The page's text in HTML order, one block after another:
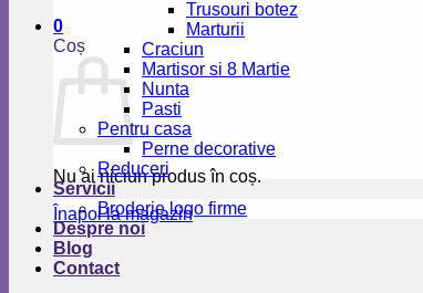
0
Coș
Nu ai niciun produs în coș.
Înapoi la magazin
Trusouri botez
Marturii
Craciun
Martisor si 8 Martie
Nunta
Pasti
Pentru casa
Perne decorative
Reduceri
Servicii
Broderie logo firme
Despre noi
Blog
Contact